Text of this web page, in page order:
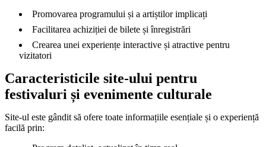
Promovarea programului și a artiștilor implicați
Facilitarea achiziției de bilete și înregistrări
Crearea unei experiențe interactive și atractive pentru
vizitatori
Caracteristicile site-ului pentru
festivaluri și evenimente culturale
Site-ul este gândit să ofere toate informațiile esențiale și o experiență
facilă prin: